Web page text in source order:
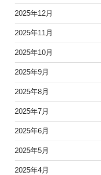
2025年12月
2025年11月
2025年10月
2025年9月
2025年8月
2025年7月
2025年6月
2025年5月
2025年4月